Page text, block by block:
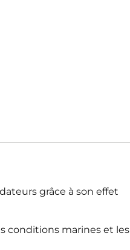
grâce à son effet
conditions marines et les